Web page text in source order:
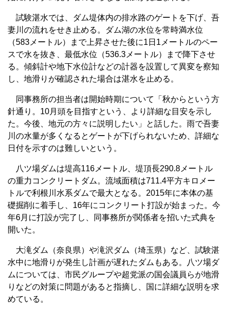
試験湛水では、ダム堤体内の排水路のゲートを下げ、吾
妻川の流れをせき止める。ダム湖の水位を常時満水位
（583メートル）まで上昇させた後に1日1メートルのペー
スで水を抜き、最低水位（536.3メートル）まで降下させ
る。傾斜計や地下水位計などの計器を設置して異変を察知
し、地滑りが確認された場合は湛水を止める。
同事務所の担当者は開始時期について「秋からという方
針通り。10月頭を目指すという、より詳細な目安を示し
た。今後、地元の方々に説明したい」と話した。雨で吾妻
川の水量が多くなるとゲートが下げられないため、詳細な
日付を示すのは難しいという。
八ツ場ダムは堤高116メートル、堤頂長290.8メートル
の重力コンクリートダム。流域面積は711.4平方キロメー
トルで利根川水系ダムで最大となる。2015年に本体の基
礎掘削に着手し、16年にコンクリート打設が始まった。今
年6月に打設が完了し、同事務所が関係者を招いた式典を
開いた。
大滝ダム（奈良県）や滝沢ダム（埼玉県）など、試験湛
水中に地滑りが発生し計画が遅れたダムもある。八ツ場ダ
ムについては、市民グループや超党派の国会議員らが地滑
りなどの対策に問題があると指摘し、国に詳細な説明を求
めている。